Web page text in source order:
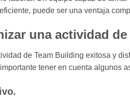
puede ser una ventaja
una actividad
de Team Building exitosa y
tener en cuenta algunos
.